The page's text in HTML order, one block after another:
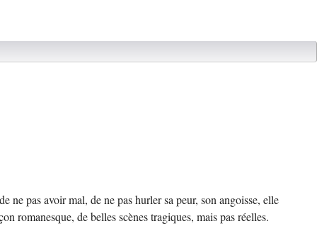
ne pas avoir mal, de ne pas hurler sa peur, son angoisse, elle
romanesque, de belles scènes tragiques, mais pas réelles.